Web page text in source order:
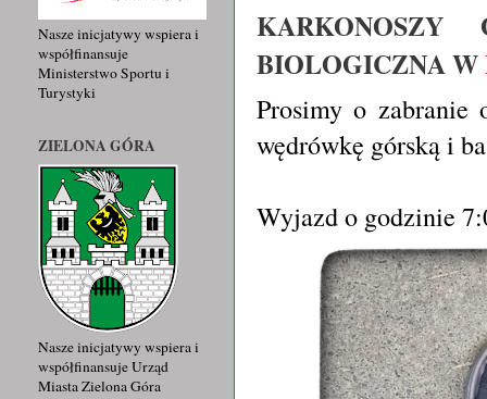
BIOLOGICZNA W
Prosimy o zabranie
wędrówkę górską i
Wyjazd o godzinie
Nasze inicjatywy wspiera i
współfinansuje
Ministerstwo Sportu i
Turystyki
ZIELONA GÓRA
Nasze inicjatywy wspiera i
współfinansuje Urząd
Miasta Zielona Góra